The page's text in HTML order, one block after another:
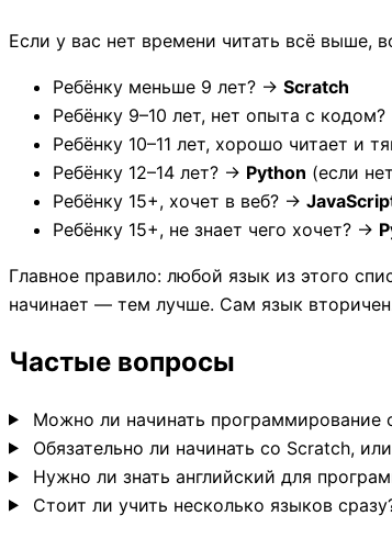
Если у вас нет времени читать всё выше,
Ребёнку меньше 9 лет? → Scratch
Ребёнку 9–10 лет, нет опыта с
Ребёнку 10–11 лет, хорошо читает и
Ребёнку 12–14 лет? → Python (если
Ребёнку 15+, хочет в веб? →
Ребёнку 15+, не знает чего хочет? →
Главное правило: любой язык из этого
начинает — тем лучше. Сам язык
Частые вопросы
Можно ли начинать программирование
Обязательно ли начинать со Scratch,
Нужно ли знать английский для
Стоит ли учить несколько языков